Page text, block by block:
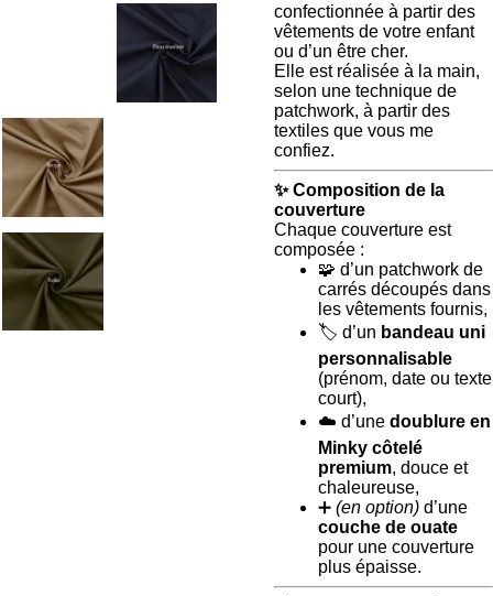
confectionnée à partir des
vêtements de votre enfant
ou d’un être cher.
Elle est réalisée à la main,
selon une technique de
patchwork, à partir des
textiles que vous me
confiez.
✨Composition de la
couverture
Chaque couverture est
composée :
🧩 d’un patchwork de
carrés découpés dans
les vêtements fournis,
🏷️ d’un bandeau uni
personnalisable
(prénom, date ou texte
court),
☁️ d’une doublure en
Minky côtelé
premium, douce et
chaleureuse,
➕ (en option) d’une
couche de ouate
pour une couverture
plus épaisse.